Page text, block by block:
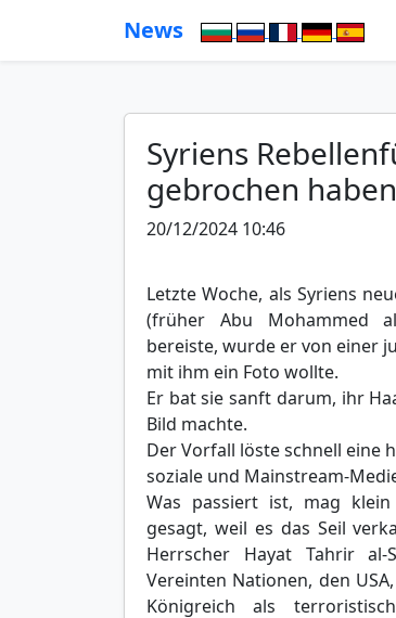
News
Syriens
gebrochen
20/12/2024 10:46
Letzte Woche, als Syriens
(früher Abu Mohammed
bereiste, wurde er von einer
mit ihm ein Foto wollte.
Er bat sie sanft darum, ihr
Bild machte.
Der Vorfall löste schnell eine
soziale und Mainstream-
Was passiert ist, mag
gesagt, weil es das Seil
Herrscher Hayat Tahrir
Vereinten Nationen, den
Königreich als